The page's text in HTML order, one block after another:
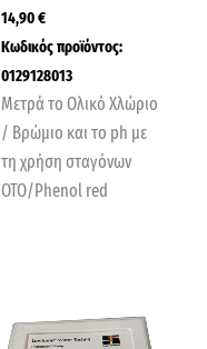
14,90€
Κωδικός προϊόντος:
0129128013
Μετρά το Ολικό Χλώριο
/ Βρώμιο και το ph με
τη χρήση σταγόνων
ΟΤΟ/Phenol red